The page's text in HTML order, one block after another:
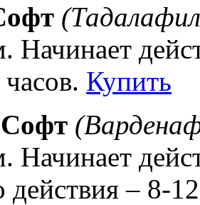
Начинает
Купить
Начинает
действия – 8-